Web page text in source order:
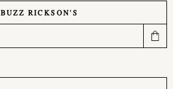
BUZZ RICKSON'S